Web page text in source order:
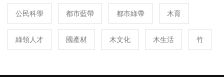
公民科學 都市藍帶 都市綠帶 木育
綠領人才 國產材 木文化 木生活 竹